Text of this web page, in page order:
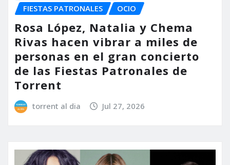
FIESTAS PATRONALES
OCIO
Rosa López, Natalia y Chema
Rivas hacen vibrar a miles de
personas en el gran concierto
de las Fiestas Patronales de
Torrent
torrent al dia Jul 27, 2026